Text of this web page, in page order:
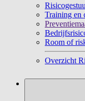
Training en
Room of
Overzicht